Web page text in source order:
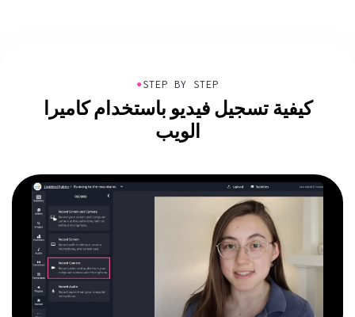
●STEP BY STEP
كيفية تسجيل فيديو باستخدام كاميرا
الويب